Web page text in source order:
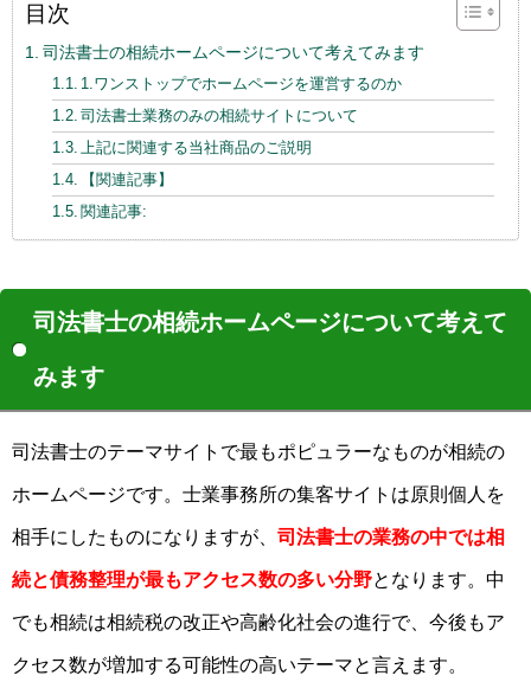
目次
司法書士の相続ホームページについて考えてみます
1.ワンストップでホームページを運営するのか
司法書士業務のみの相続サイトについて
上記に関連する当社商品のご説明
【関連記事】
関連記事:
司法書士の相続ホームページについて考えて
みます
司法書士のテーマサイトで最もポピュラーなものが相続の
ホームページです。士業事務所の集客サイトは原則個人を
相手にしたものになりますが、 司法書士の業務の中では相
続と債務整理が最もアクセス数の多い分野となります。中
でも相続は相続税の改正や高齢化社会の進行で、今後もア
クセス数が増加する可能性の高いテーマと言えます。